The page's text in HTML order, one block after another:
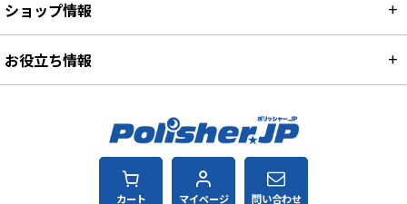
カート マイページ 問い合わせ
ショップ情報
お役立ち情報